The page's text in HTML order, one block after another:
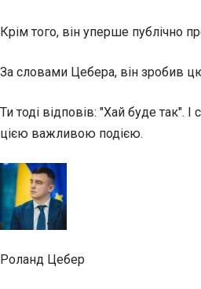
Крім того, він уперше публічно
За словами Цебера, він зробив
Ти тоді відповів: "Хай буде так".
цією важливою подією.
Роланд Цебер